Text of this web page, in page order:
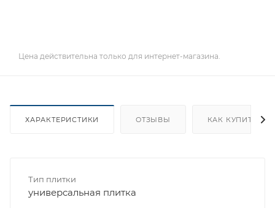
Цена действительна только для интернет-магазина.
ХАРАКТЕРИСТИКИ ОТЗЫВЫ КАК КУПИТЬ
Тип плитки
универсальная плитка